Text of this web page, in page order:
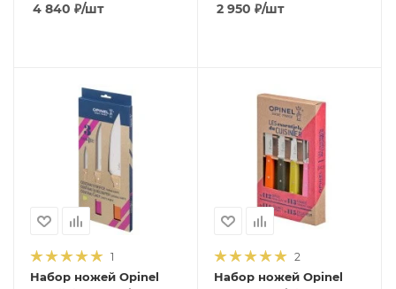
4 840 ₽/шт 2 950 ₽/шт
1
Набор ножей Opinel
2
Набор ножей Opinel